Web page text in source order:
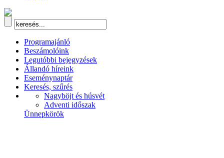
Programajánló
Beszámolóink
Legutóbbi bejegyzések
Állandó híreink
Eseménynaptár
Keresés, szűrés
Nagyböjt és húsvét
Adventi időszak
Ünnepkörök